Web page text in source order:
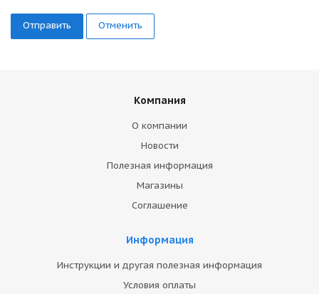
Отменить
Компания
О компании
Новости
Полезная информация
Магазины
Соглашение
Информация
Инструкции и другая полезная информация
Условия оплаты